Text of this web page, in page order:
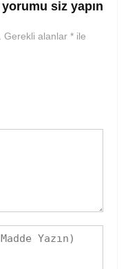
siz yapın
Gerekli alanlar * ile